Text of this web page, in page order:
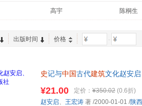
高宇 陈桐生
出版时间 价格 -
史记与中国 古代建筑文化赵安
¥21.00 定价： ¥350.02 (0.6折)
赵安启、 王宏涛 著 /2000-01-01 /陕